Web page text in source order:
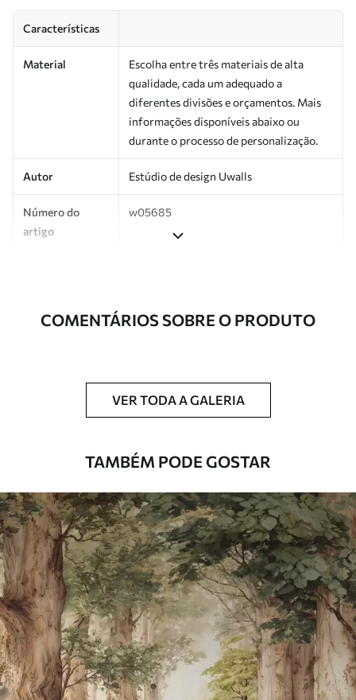
Características
Material
Escolha entre três materiais de alta
qualidade, cada um adequado a
diferentes divisões e orçamentos. Mais
informações disponíveis abaixo ou
durante o processo de personalização.
Autor Estúdio de design Uwalls
Número do
artigo
w05685
rolos de até 50 cm de largura.
revestimento de verniz podem ser limpos
com água.
Método de
aplicação
Aplicação perfeita
Materiais disponíveis
Standard
45.0027.00€/m²
Premium
COMENTÁRIOS SOBRE O PRODUTO
VER TODA A GALERIA
TAMBÉM PODE GOSTAR